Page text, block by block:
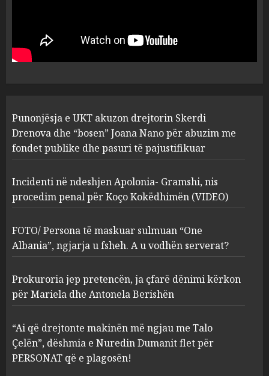
1
“bosen” Joana Nano për
abuzim me fondet publike dhe
pasuri të pajustifikuar
2
Apolonia- Gramshi, nis
procedim penal për Koço
Kokëdhimën (VIDEO)
MARCH 27, 2025
3
FOTO/ Persona të maskuar
sulmuan “One Albania”,
ngjarja u fsheh. A u vodhën
serverat?
MARCH 25, 2025
4
Prokuroria jep pretencën, ja
çfarë dënimi kërkon për
Berishën
MARCH 25, 2025
Punonjësja e UKT akuzon drejtorin Skerdi
Drenova dhe “bosen” Joana Nano për abuzim me
fondet publike dhe pasuri të pajustifikuar
Incidenti në ndeshjen Apolonia- Gramshi, nis
procedim penal për Koço Kokëdhimën (VIDEO)
FOTO/ Persona të maskuar sulmuan “One
Albania”, ngjarja u fsheh. A u vodhën serverat?
Prokuroria jep pretencën, ja çfarë dënimi kërkon
për Mariela dhe Antonela Berishën
“Ai që drejtonte makinën më ngjau me Talo
Çelën”, dëshmia e Nuredin Dumanit flet për
PERSONAT që e plagosën!